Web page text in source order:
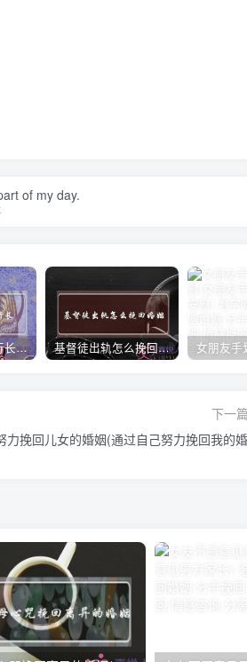
of my day.
妻子含泪出轨张行长 她说全都是因为家中 基督徒出轨怎么挽回婚姻(基督徒面对出轨婚姻)
下一
力挽回儿女的婚姻(通过自己努力挽回我的